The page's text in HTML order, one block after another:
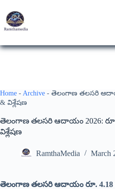
Home - Archive - తెలంగాణ తలసరి ఆదాయం
& విశ్లేషణ
తెలంగాణ తలసరి ఆదాయం 2026: రూ.
విశ్లేషణ
RamthaMedia March
తెలంగాణ తలసరి ఆదాయం రూ. 4.18